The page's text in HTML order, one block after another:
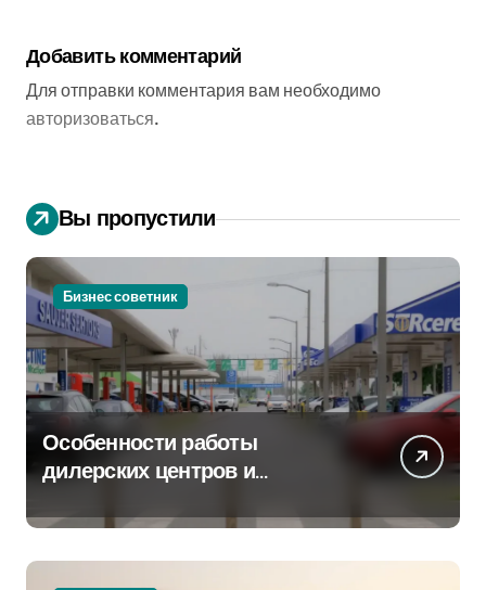
Добавить комментарий
Для отправки комментария вам необходимо
авторизоваться.
Вы пропустили
Бизнес советник
Особенности работы
дилерских центров и
крупных проспектах